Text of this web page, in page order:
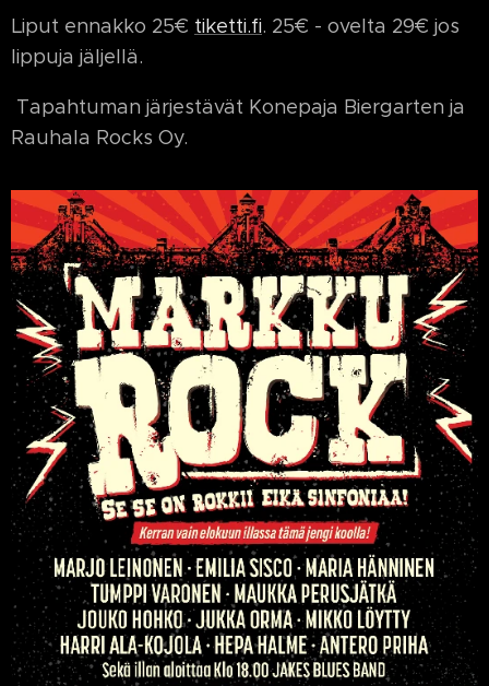
Liput ennakko 25€ tiketti.fi. 25€ - ovelta 29€ jos
lippuja jäljellä.
Tapahtuman järjestävät Konepaja Biergarten ja
Rauhala Rocks Oy.